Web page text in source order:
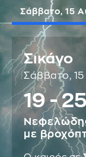
Σάββατο, 15
Σικάγο
Σάββατο,
19 -
με